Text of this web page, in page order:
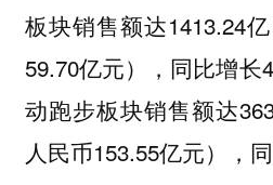
板块销售额达1413.24
59.70亿元），同比增长
动跑步板块销售额达
人民币153.55亿元），